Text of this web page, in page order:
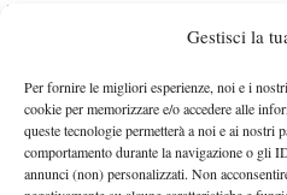
Gestisci la
Per fornire le migliori esperienze, noi e i
cookie per memorizzare e/o accedere alle
queste tecnologie permetterà a noi e ai nostri
comportamento durante la navigazione o gli
annunci (non) personalizzati. Non
By
Spazio Tennis: La Scaletta della
29 Ottobre 2011
Redazione